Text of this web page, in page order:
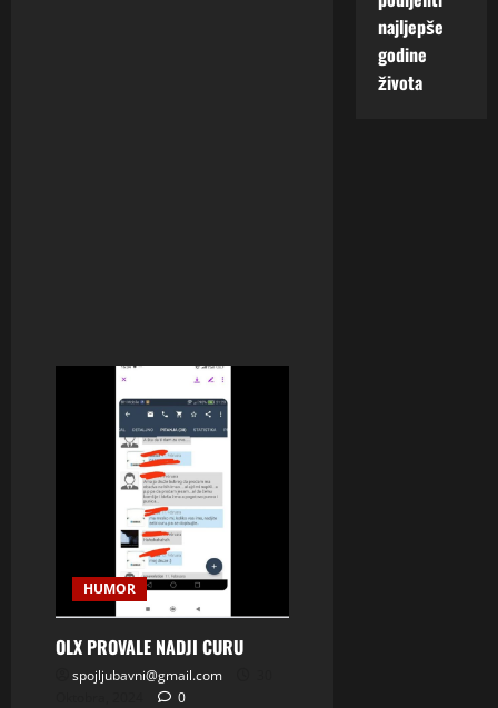
HUMOR
OLX PROVALE NADJI CURU
spojljubavni@gmail.com
0
najljepše
godine
života